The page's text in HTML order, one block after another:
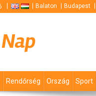
Balaton Budapest
Rendőrség Ország Sport